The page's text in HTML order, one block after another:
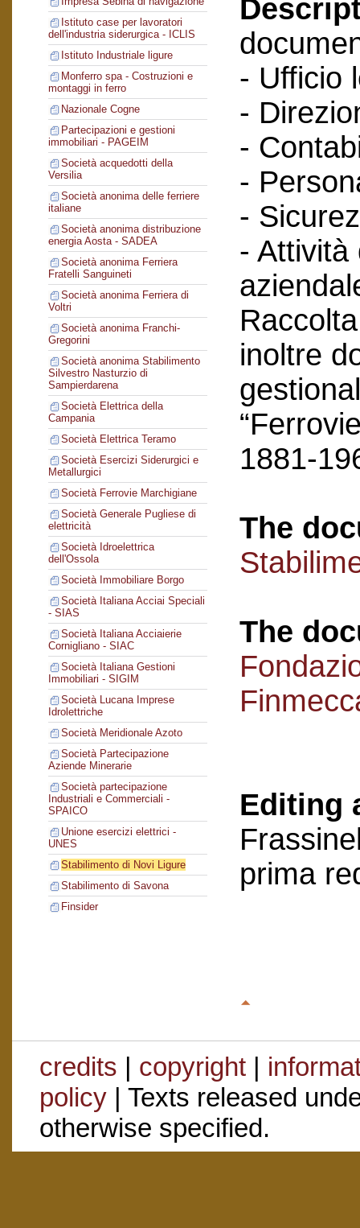
Istituto case per lavoratori
dell'industria siderurgica - ICLIS
Istituto Industriale ligure
Monferro spa - Costruzioni e
montaggi in ferro
Nazionale Cogne
Partecipazioni e gestioni
immobiliari - PAGEIM
Società acquedotti della
Versilia
Società anonima delle ferriere
italiane
Società anonima distribuzione
energia Aosta - SADEA
Società anonima Ferriera
Fratelli Sanguineti
Società anonima Ferriera di
Voltri
Società anonima Franchi-
Gregorini
Società anonima Stabilimento
Silvestro Nasturzio di
Sampierdarena
Società Elettrica della
Campania
Società Elettrica Teramo
Società Esercizi Siderurgici e
Metallurgici
Società Ferrovie Marchigiane
Società Generale Pugliese di
elettricità
Società Idroelettrica
dell'Ossola
Società Immobiliare Borgo
Società Italiana Acciai Speciali
- SIAS
Società Italiana Acciaierie
Cornigliano - SIAC
Società Italiana Gestioni
Immobiliari - SIGIM
Società Lucana Imprese
Idrolettriche
Società Meridionale Azoto
Società Partecipazione
Aziende Minerarie
Società partecipazione
Industriali e Commerciali -
SPAICO
Unione esercizi elettrici -
UNES
Stabilimento di Novi Ligure
Stabilimento di Savona
Finsider
- Ufficio
-
-
-
-
- Attività
inoltre
1881-
The
The
Editing
prima
credits | copyright|
policy| Texts released
otherwise specified.